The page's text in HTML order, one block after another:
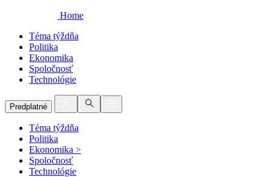
Home
Téma týždňa
Politika
Ekonomika
Spoločnosť
Technológie
Predplatné
Téma týždňa
Politika
Ekonomika >
Spoločnosť
Technológie